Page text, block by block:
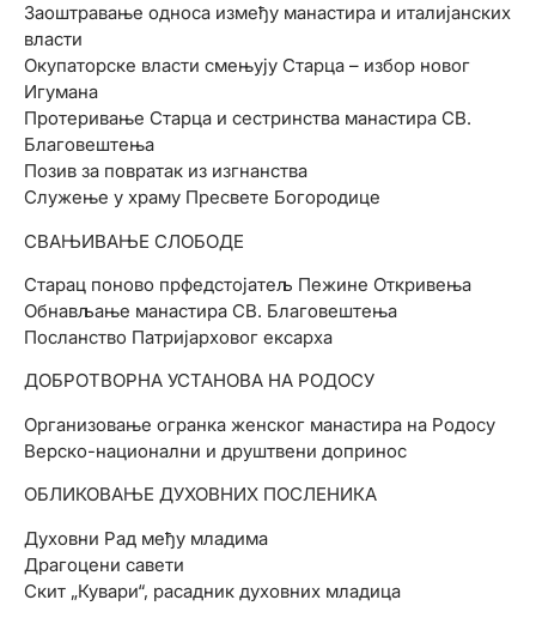
Заоштравање односа између манастира и италијанских
власти
Окупаторске власти смењују Старца – избор новог
Игумана
Протеривање Старца и сестринства манастира СВ.
Благовештења
Позив за повратак из изгнанства
Служење у храму Пресвете Богородице
СВАЊИВАЊЕ СЛОБОДЕ
Старац поново прфедстојатељ Пежине Откривења
Обнављање манастира СВ. Благовештења
Посланство Патријарховог ексарха
ДОБРОТВОРНА УСТАНОВА НА РОДОСУ
Организовање огранка женског манастира на Родосу
Верско-национални и друштвени допринос
ОБЛИКОВАЊЕ ДУХОВНИХ ПОСЛЕНИКА
Духовни Рад међу младима
Драгоцени савети
Скит „Кувари“, расадник духовних младица